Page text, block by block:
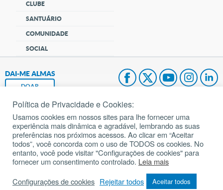
CLUBE
SANTUÁRIO
COMUNIDADE
SOCIAL
DAI-ME ALMAS
DOAR
Fundação João Paulo II
Pedido de Oração
Mapa do site
Política de Privacidade e Cookies:
Usamos cookies em nossos sites para lhe fornecer uma
experiência mais dinâmica e agradável, lembrando as suas
preferências nos próximos acessos. Ao clicar em “Aceitar
todos”, você concorda com o uso de TODOS os cookies. No
entanto, você pode visitar "Configurações de cookies" para
fornecer um consentimento controlado. Leia mais
Configurações de cookies Rejeitar todos Aceitar todos